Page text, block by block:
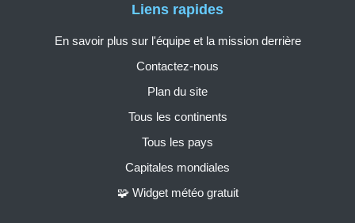
Liens rapides
En savoir plus sur l'équipe et la mission derrière
Contactez-nous
Plan du site
Tous les continents
Tous les pays
Capitales mondiales
🧩 Widget météo gratuit